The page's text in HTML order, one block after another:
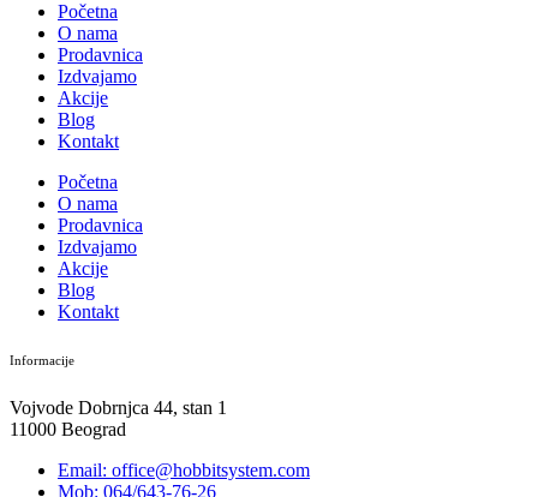
Početna
O nama
Prodavnica
Izdvajamo
Akcije
Blog
Kontakt
Početna
O nama
Prodavnica
Izdvajamo
Akcije
Blog
Kontakt
Informacije
Vojvode Dobrnjca 44, stan 1
11000 Beograd
Email: office@hobbitsystem.com
Mob: 064/643-76-26